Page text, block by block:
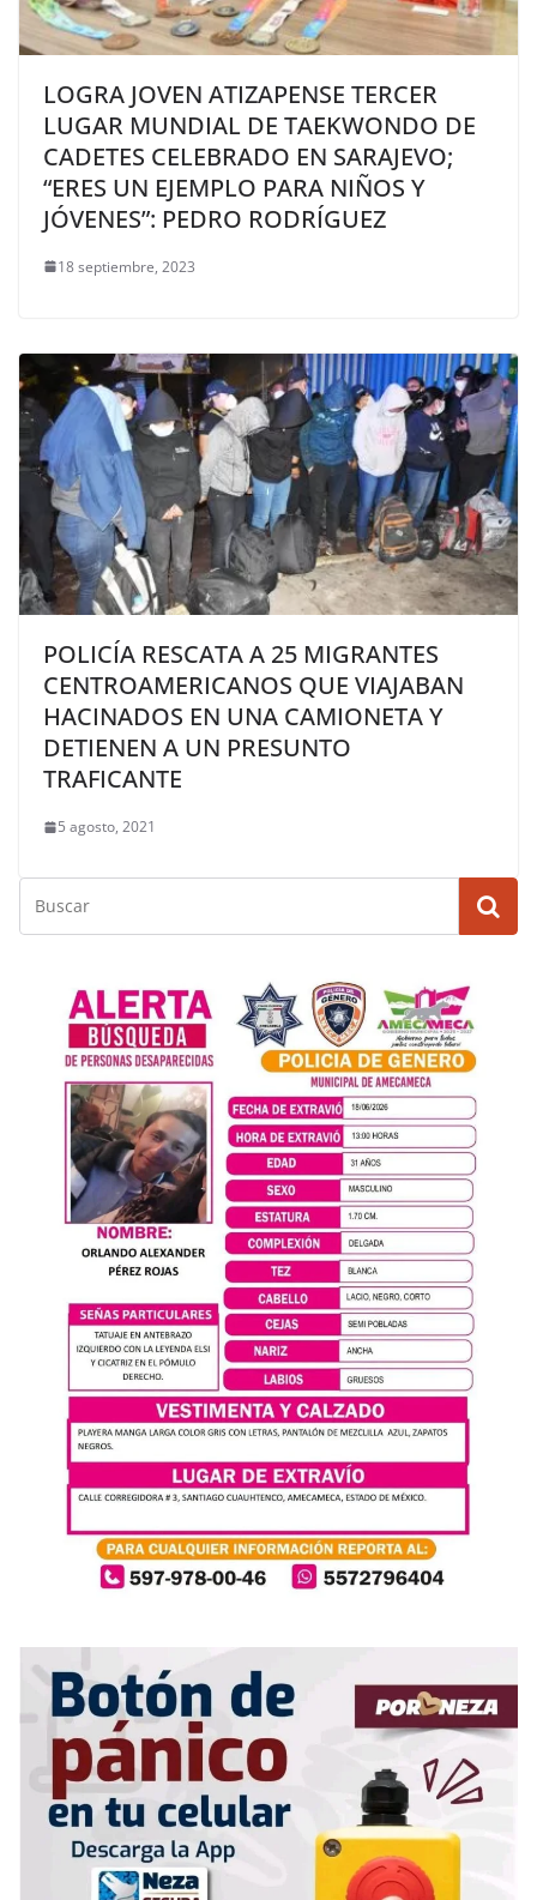
LOGRA JOVEN ATIZAPENSE TERCER
LUGAR MUNDIAL DE TAEKWONDO DE
CADETES CELEBRADO EN SARAJEVO;
“ERES UN EJEMPLO PARA NIÑOS Y
JÓVENES”: PEDRO RODRÍGUEZ
18 septiembre, 2023
POLICÍA RESCATA A 25 MIGRANTES
CENTROAMERICANOS QUE VIAJABAN
HACINADOS EN UNA CAMIONETA Y
DETIENEN A UN PRESUNTO
TRAFICANTE
5 agosto, 2021